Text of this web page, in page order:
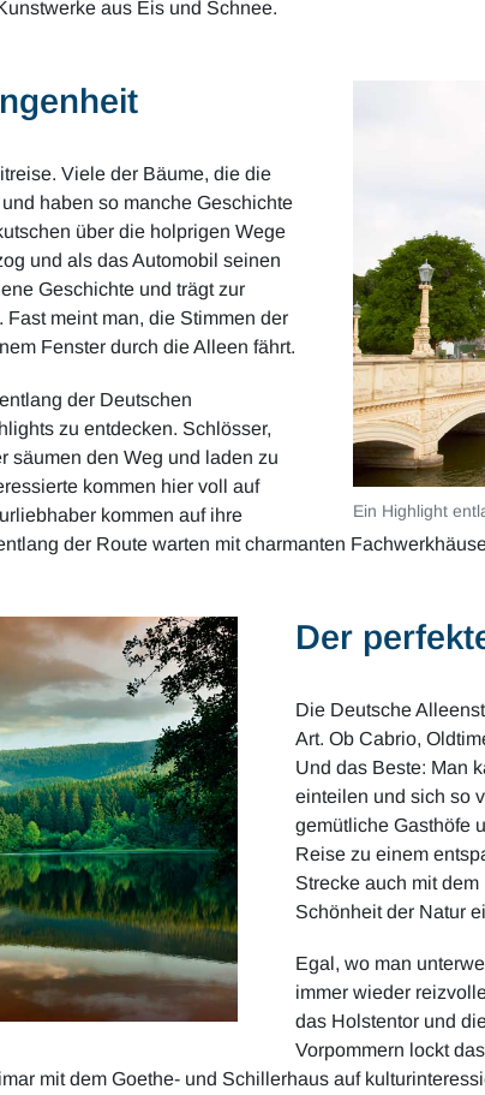
aus Eis und Schnee.
Ein Highlight
Viele der Bäume, die die
haben so manche Geschichte
über die holprigen Wege
und als das Automobil seinen
Geschichte und trägt zur
meint man, die Stimmen der
Fenster durch die Alleen fährt.
der Deutschen
zu entdecken. Schlösser,
säumen den Weg und laden zu
kommen hier voll auf
kommen auf ihre
der Route warten mit charmanten
Der
Die Deutsche
Art. Ob Cabrio,
Und das Beste: Man
einteilen und sich so
gemütliche Gasthöfe
Reise zu einem
Strecke auch mit
Schönheit der Natur
Egal, wo man
immer wieder
das Holstentor und
Vorpommern lockt
mit dem Goethe- und Schillerhaus auf